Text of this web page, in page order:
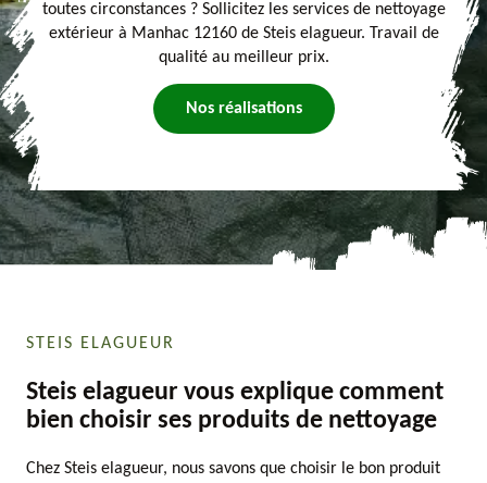
toutes circonstances ? Sollicitez les services de nettoyage
extérieur à Manhac 12160 de Steis elagueur. Travail de
qualité au meilleur prix.
Nos réalisations
STEIS ELAGUEUR
Steis elagueur vous explique comment
bien choisir ses produits de nettoyage
Chez Steis elagueur, nous savons que choisir le bon produit